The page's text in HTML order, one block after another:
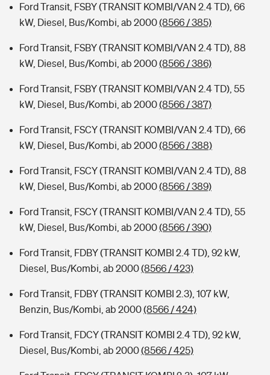
Ford Transit, FSBY (TRANSIT KOMBI/VAN 2.4 TD), 66
kW, Diesel, Bus/Kombi, ab 2000(8566 / 385)
Ford Transit, FSBY (TRANSIT KOMBI/VAN 2.4 TD), 88
kW, Diesel, Bus/Kombi, ab 2000(8566 / 386)
Ford Transit, FSBY (TRANSIT KOMBI/VAN 2.4 TD), 55
kW, Diesel, Bus/Kombi, ab 2000(8566 / 387)
Ford Transit, FSCY (TRANSIT KOMBI/VAN 2.4 TD), 66
kW, Diesel, Bus/Kombi, ab 2000(8566 / 388)
Ford Transit, FSCY (TRANSIT KOMBI/VAN 2.4 TD), 88
kW, Diesel, Bus/Kombi, ab 2000(8566 / 389)
Ford Transit, FSCY (TRANSIT KOMBI/VAN 2.4 TD), 55
kW, Diesel, Bus/Kombi, ab 2000(8566 / 390)
Ford Transit, FDBY (TRANSIT KOMBI 2.4 TD), 92 kW,
Diesel, Bus/Kombi, ab 2000(8566 / 423)
Ford Transit, FDBY (TRANSIT KOMBI 2.3), 107 kW,
Benzin, Bus/Kombi, ab 2000(8566 / 424)
Ford Transit, FDCY (TRANSIT KOMBI 2.4 TD), 92 kW,
Diesel, Bus/Kombi, ab 2000(8566 / 425)